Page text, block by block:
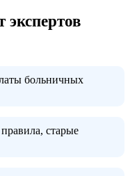
больничных
старые